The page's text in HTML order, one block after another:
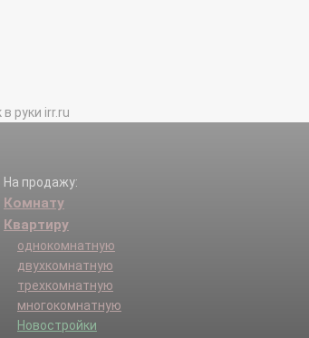
руки irr.ru
На продажу:
Комнату
Квартиру
однокомнатную
двухкомнатную
трехкомнатную
многокомнатную
Новостройки